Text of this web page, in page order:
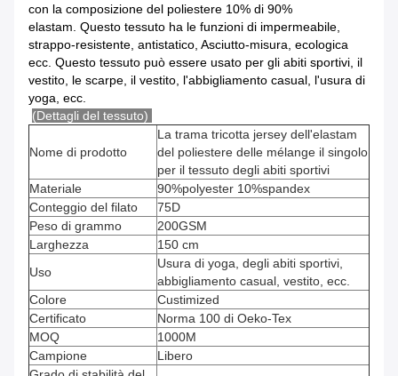
con la composizione del poliestere 10% di 90%
elastam. Questo tessuto ha le funzioni di impermeabile,
strappo-resistente, antistatico, Asciutto-misura, ecologica
ecc. Questo tessuto può essere usato per gli abiti sportivi, il
vestito, le scarpe, il vestito, l'abbigliamento casual, l'usura di
yoga, ecc.
(Dettagli del tessuto)
Nome di prodotto
La trama tricotta jersey dell'elastam
del poliestere delle mélange il singolo
per il tessuto degli abiti sportivi
Materiale
90%polyester 10%spandex
Conteggio del filato
75D
Peso di grammo
200GSM
Larghezza
150 cm
Uso
Usura di yoga, degli abiti sportivi,
abbigliamento casual, vestito, ecc.
Colore
Custimized
Certificato
Norma 100 di Oeko-Tex
MOQ
1000M
Campione
Libero